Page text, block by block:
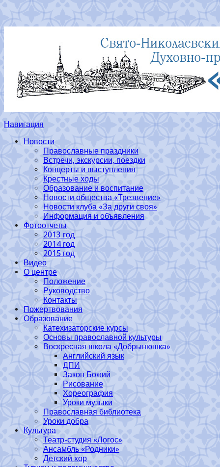
Навигация
Новости
Православные праздники
Встречи, экскурсии, поездки
Концерты и выступления
Крестные ходы
Образование и воспитание
Новости общества «Трезвение»
Новости клуба «За други своя»
Информация и объявления
Фотоотчеты
2013 год
2014 год
2015 год
Видео
О центре
Положение
Руководство
Контакты
Пожертвования
Образование
Катехизаторские курсы
Основы православной культуры
Воскресная школа «Добрынюшка»
Английский язык
ДПИ
Закон Божий
Рисование
Хореография
Уроки музыки
Православная библиотека
Уроки добра
Культура
Театр-студия «Логос»
Ансамбль «Родники»
Детский хор